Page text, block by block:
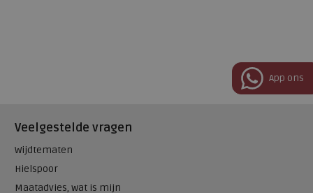
Veelgestelde vragen
Wijdtematen
Hielspoor
Maatadvies, wat is mijn
App ons